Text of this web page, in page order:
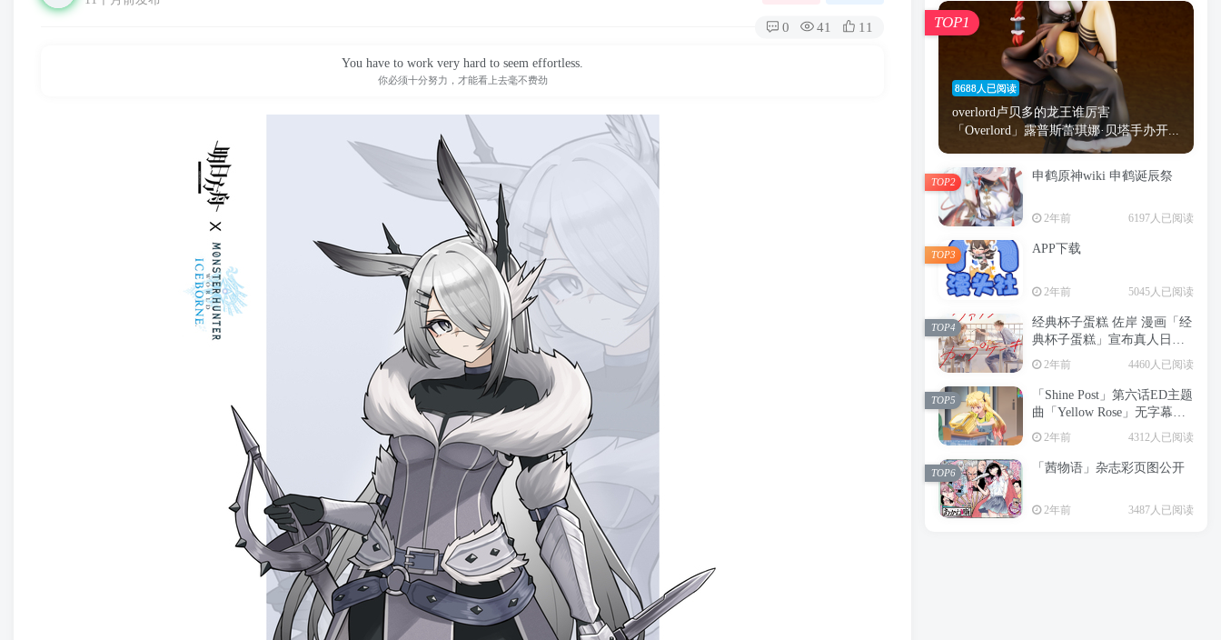
0 41 11
You have to work very hard to seem effortless.
你必须十分努力，才能看上去毫不费劲
8688人已阅读
overlord卢贝多的龙王谁厉害
「Overlord」露普斯蕾琪娜·贝塔手办开...
TOP1
申鹤原神wiki 申鹤诞辰祭
2年前 6197人已阅读
TOP2
APP下载
2年前 5045人已阅读
TOP3
经典杯子蛋糕 佐岸 漫画「经
典杯子蛋糕」宣布真人日剧
化
2年前 4460人已阅读
TOP4
「Shine Post」第六话ED主题
曲「Yellow Rose」无字幕MV
公开
2年前 4312人已阅读
TOP5
「茜物语」杂志彩页图公开
2年前 3487人已阅读
TOP6
时间 秘密 手机 海贼王
鬼灭 捆绑 萝莉
间谍过家家 忍者 高木
进击的巨人 高岭
8688人已阅读
overlord卢贝多的龙王谁厉害
「Overlord」露普斯蕾琪娜·贝塔手办开...
TOP1
申鹤原神wiki 申鹤诞辰祭
2年前 6197人已阅读
TOP2
APP下载
2年前 5045人已阅读
TOP3
经典杯子蛋糕 佐岸 漫画「经
典杯子蛋糕」宣布真人日剧
TOP4